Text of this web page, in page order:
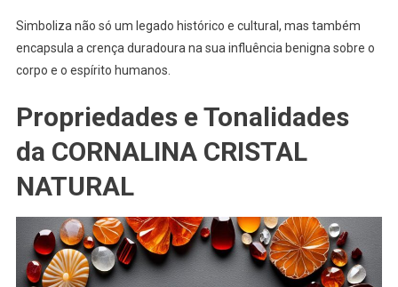
Simboliza não só um legado histórico e cultural, mas também
encapsula a crença duradoura na sua influência benigna sobre o
corpo e o espírito humanos.
Propriedades e Tonalidades
da CORNALINA CRISTAL
NATURAL